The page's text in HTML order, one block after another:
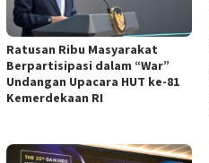
Ratusan Ribu Masyarakat
Berpartisipasi dalam “War”
Undangan Upacara HUT ke-81
Kemerdekaan RI